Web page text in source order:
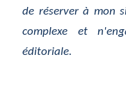
de réserver à mon
complexe et
éditoriale.